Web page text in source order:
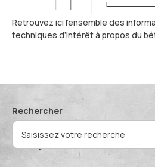
Conférences de
Proposer mes
Retrouvez ici l’ensemble des
techniques d’intérêt à propos du
Rechercher